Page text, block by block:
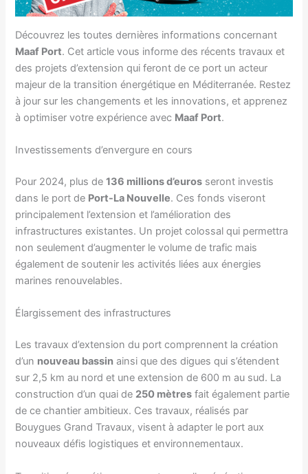
Découvrez les toutes dernières informations concernant
Maaf Port. Cet article vous informe des récents travaux et
des projets d’extension qui feront de ce port un acteur
majeur de la transition énergétique en Méditerranée. Restez
à jour sur les changements et les innovations, et apprenez
à optimiser votre expérience avec Maaf Port.
Investissements d’envergure en cours
Pour 2024, plus de136 millions d’euros seront investis
dans le port de Port-La Nouvelle. Ces fonds viseront
principalement l’extension et l’amélioration des
infrastructures existantes. Un projet colossal qui permettra
non seulement d’augmenter le volume de trafic mais
également de soutenir les activités liées aux énergies
marines renouvelables.
Élargissement des infrastructures
Les travaux d’extension du port comprennent la création
d’un nouveau bassin ainsi que des digues qui s’étendent
sur 2,5 km au nord et une extension de 600 m au sud. La
construction d’un quai de 250 mètres fait également partie
de ce chantier ambitieux. Ces travaux, réalisés par
Bouygues Grand Travaux, visent à adapter le port aux
nouveaux défis logistiques et environnementaux.